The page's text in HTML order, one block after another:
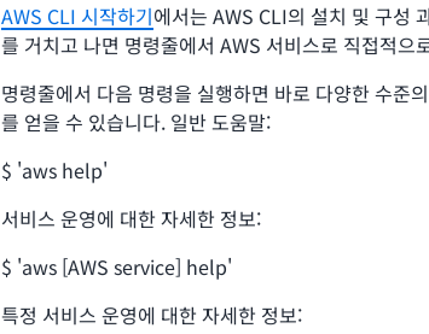
AWS CLI 시작하기에서는 AWS CLI의 설치 및 구성
를 거치고 나면 명령줄에서 AWS 서비스로 직접적으
명령줄에서 다음 명령을 실행하면 바로 다양한 수준
를 얻을 수 있습니다. 일반 도움말:
$ 'aws help'
서비스 운영에 대한 자세한 정보:
$ 'aws [AWS service] help'
특정 서비스 운영에 대한 자세한 정보: